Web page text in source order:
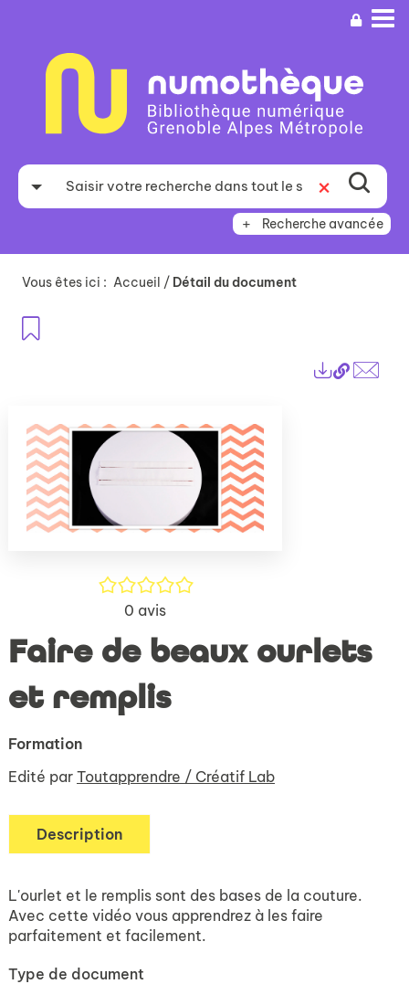
recherche
Recherche avancée
Vous êtes ici : Accueil / Détail du document
Lien
/5
0 avis
Faire de beaux ourlets
et remplis
Formation
Edité par Toutapprendre / Créatif Lab
Description
L'ourlet et le remplis sont des bases de la couture.
Avec cette vidéo vous apprendrez à les faire
parfaitement et facilement.
Type de document